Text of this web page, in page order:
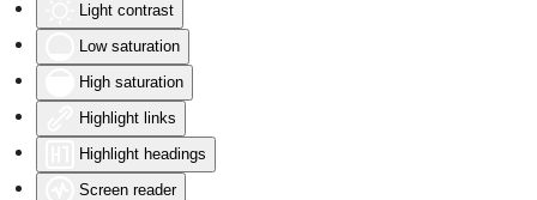
Light contrast
Low saturation
High saturation
Highlight links
Highlight headings
Screen reader